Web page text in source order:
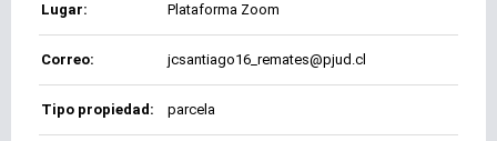
Lugar: Plataforma Zoom
Correo: jcsantiago16_remates@pjud.cl
Tipo propiedad: parcela